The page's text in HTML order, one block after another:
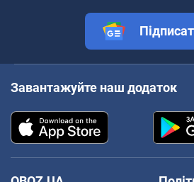
Завантажуйте наш додаток